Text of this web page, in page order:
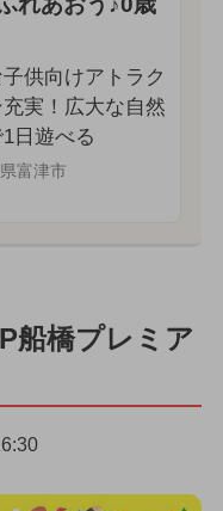
供向けアトラク
充実！広大な自然
日遊べる
富津市
船橋プレミア